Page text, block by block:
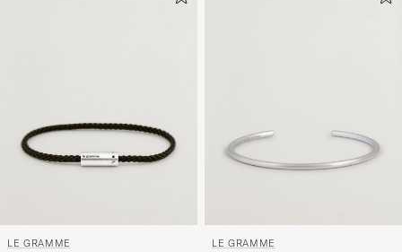
LE GRAMME LE GRAMME